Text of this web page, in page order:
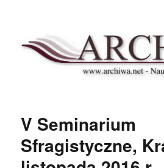
Archnet
V Seminarium
Sfragistyczne,